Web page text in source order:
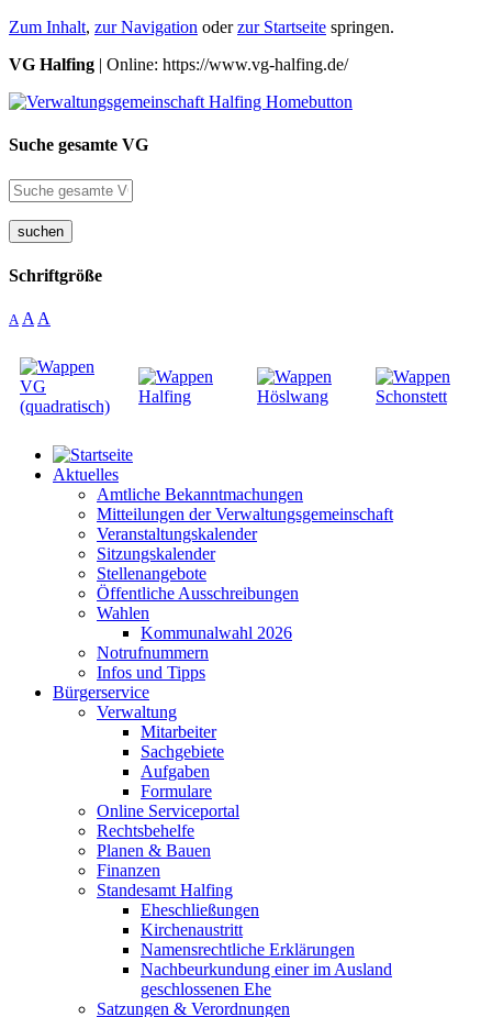
Zum Inhalt, zur Navigation oderzur Startseite springen.
VG Halfing | Online: https://www.vg-halfing.de/
Suche gesamte VG
suchen
Schriftgröße
A A A
Aktuelles
Amtliche Bekanntmachungen
Mitteilungen der Verwaltungsgemeinschaft
Veranstaltungskalender
Sitzungskalender
Stellenangebote
Öffentliche Ausschreibungen
Wahlen
Kommunalwahl 2026
Notrufnummern
Infos und Tipps
Bürgerservice
Verwaltung
Mitarbeiter
Sachgebiete
Aufgaben
Formulare
Online Serviceportal
Rechtsbehelfe
Planen & Bauen
Finanzen
Standesamt Halfing
Eheschließungen
Kirchenaustritt
Namensrechtliche Erklärungen
Nachbeurkundung einer im Ausland
geschlossenen Ehe
Satzungen & Verordnungen